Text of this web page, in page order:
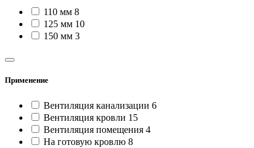
110 мм 8
125 мм 10
150 мм 3
Применение
Вентиляция канализации 6
Вентиляция кровли 15
Вентиляция помещения 4
На готовую кровлю 8